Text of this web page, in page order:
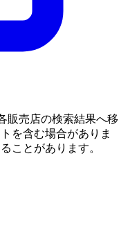
販売店の検索結果へ移
を含む場合がありま
ことがあります。